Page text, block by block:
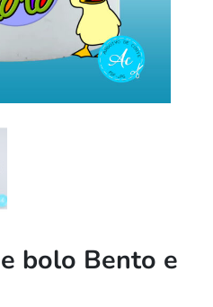
bolo Bento e